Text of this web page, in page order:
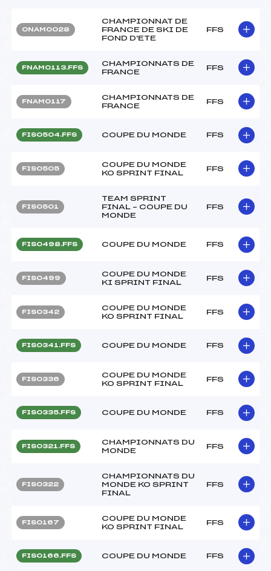
ONAM0028
CHAMPIONNAT DE
FRANCE DE SKI DE
FOND D'ETE
FFS
FNAM0113.FFS
CHAMPIONNATS DE
FRANCE
FFS
FNAM0117
CHAMPIONNATS DE
FRANCE
FFS
FIS0504.FFS COUPE DU MONDE FFS
FIS0505
COUPE DU MONDE
KO SPRINT FINAL
FFS
FIS0501
TEAM SPRINT
FINAL – COUPE DU
MONDE
FFS
FIS0498.FFS COUPE DU MONDE FFS
FIS0499
COUPE DU MONDE
KI SPRINT FINAL
FFS
FIS0342
COUPE DU MONDE
KO SPRINT FINAL
FFS
FIS0341.FFS COUPE DU MONDE FFS
FIS0336
COUPE DU MONDE
KO SPRINT FINAL
FFS
FIS0335.FFS COUPE DU MONDE FFS
FIS0321.FFS
CHAMPIONNATS DU
MONDE
FFS
FIS0322
CHAMPIONNATS DU
MONDE KO SPRINT
FINAL
FFS
FIS0167
COUPE DU MONDE
KO SPRINT FINAL
FFS
FIS0166.FFS COUPE DU MONDE FFS